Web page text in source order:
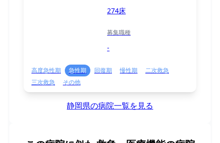
274床
募集職種
-
高度急性期 急性期 回復期 慢性期
二次救急
三次救急
その他
静岡県の病院一覧を見る